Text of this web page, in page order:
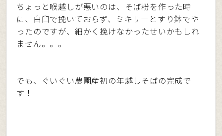
ちょっと喉越しが悪いのは、そば粉を作った時
に、白臼で挽いておらず、ミキサーとすり鉢でや
ったのですが、細かく挽けなかったせいかもしれ
ません。。。
でも、ぐいぐい農園産初の年越しそばの完成で
す！